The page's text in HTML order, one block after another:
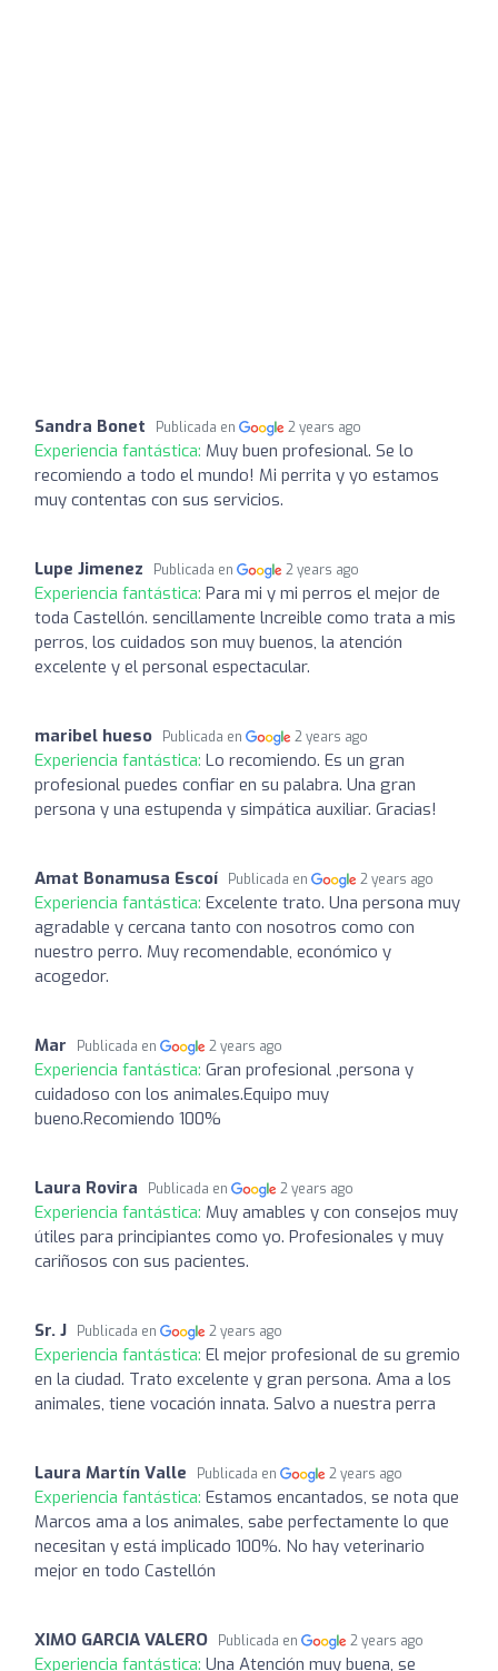
Sandra Bonet Publicada en 2 years ago
Experiencia fantástica: Muy buen profesional. Se lo
recomiendo a todo el mundo! Mi perrita y yo estamos
muy contentas con sus servicios.
Lupe Jimenez Publicada en 2 years ago
Experiencia fantástica: Para mi y mi perros el mejor de
toda Castellón. sencillamente lncreible como trata a mis
perros, los cuidados son muy buenos, la atención
excelente y el personal espectacular.
maribel hueso Publicada en 2 years ago
Experiencia fantástica: Lo recomiendo. Es un gran
profesional puedes confiar en su palabra. Una gran
persona y una estupenda y simpática auxiliar. Gracias!
Amat Bonamusa Escoí Publicada en 2 years ago
Experiencia fantástica: Excelente trato. Una persona muy
agradable y cercana tanto con nosotros como con
nuestro perro. Muy recomendable, económico y
acogedor.
Mar Publicada en 2 years ago
Experiencia fantástica: Gran profesional ,persona y
cuidadoso con los animales.Equipo muy
bueno.Recomiendo 100%
Laura Rovira Publicada en 2 years ago
Experiencia fantástica: Muy amables y con consejos muy
útiles para principiantes como yo. Profesionales y muy
cariñosos con sus pacientes.
Sr. J Publicada en 2 years ago
Experiencia fantástica: El mejor profesional de su gremio
en la ciudad. Trato excelente y gran persona. Ama a los
animales, tiene vocación innata. Salvo a nuestra perra
Laura Martín Valle Publicada en 2 years ago
Experiencia fantástica: Estamos encantados, se nota que
Marcos ama a los animales, sabe perfectamente lo que
necesitan y está implicado 100%. No hay veterinario
mejor en todo Castellón
XIMO GARCIA VALERO Publicada en 2 years ago
Experiencia fantástica: Una Atención muy buena, se